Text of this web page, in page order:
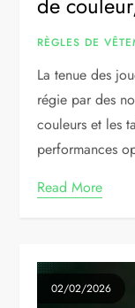
RÈGLES DE
La tenue des
régie par des
couleurs et les
performances
Read More
02/02/2026